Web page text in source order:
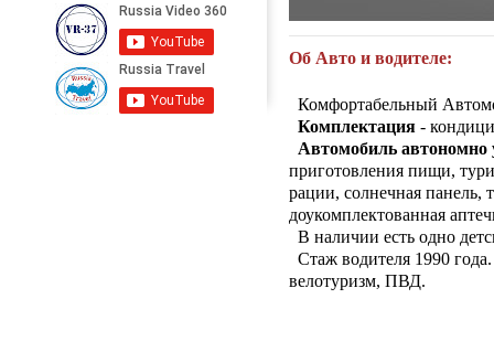
Об Авто и водителе:
Комфортабельный
Комплектация -
Автомобиль автономно
приготовления пищи,
рации, солнечная панель,
доукомплектованная
В наличии есть одно
Стаж водителя 1990
велотуризм, ПВД.